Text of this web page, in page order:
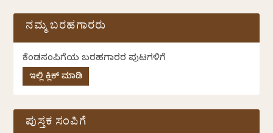
ನಮ್ಮ ಬರಹಗಾರರು
ಕೆಂಡಸಂಪಿಗೆಯ ಬರಹಗಾರರ ಪುಟಗಳಿಗೆ
ಇಲ್ಲಿ ಕ್ಲಿಕ್ ಮಾಡಿ
ಪುಸ್ತಕ ಸಂಪಿಗೆ